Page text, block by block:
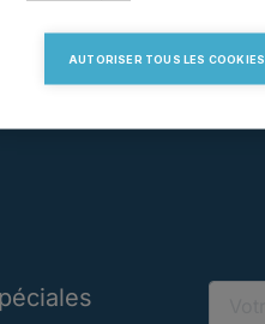
AUTORISER TOUS LES COOKIES
de vente
nous
site